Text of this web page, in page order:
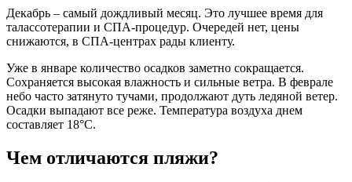
Декабрь – самый дождливый месяц. Это лучшее время для
талассотерапии и СПА-процедур. Очередей нет, цены
снижаются, в СПА-центрах рады клиенту.
Уже в январе количество осадков заметно сокращается.
Сохраняется высокая влажность и сильные ветра. В феврале
небо часто затянуто тучами, продолжают дуть ледяной ветер.
Осадки выпадают все реже. Температура воздуха днем
составляет 18°C.
Чем отличаются пляжи?